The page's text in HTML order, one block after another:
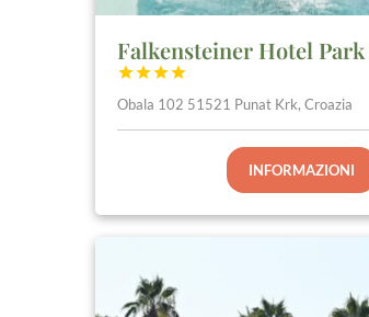
Falkensteiner Hotel




Obala 102 51521 Punat Krk, Croazia
INFORMAZIONI